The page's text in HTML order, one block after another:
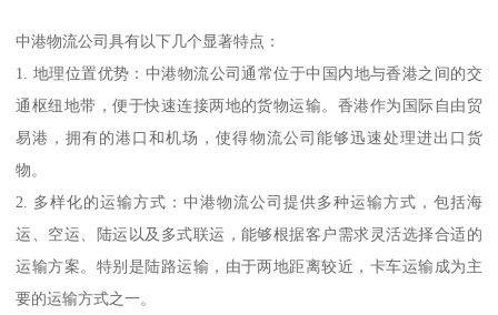
中港物流公司具有以下几个显著特点：
1. 地理位置优势：中港物流公司通常位于中国内地与香港之间的交
通枢纽地带，便于快速连接两地的货物运输。香港作为国际自由贸
易港，拥有的港口和机场，使得物流公司能够迅速处理进出口货
物。
2. 多样化的运输方式：中港物流公司提供多种运输方式，包括海
运、空运、陆运以及多式联运，能够根据客户需求灵活选择合适的
运输方案。特别是陆路运输，由于两地距离较近，卡车运输成为主
要的运输方式之一。